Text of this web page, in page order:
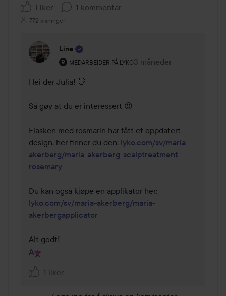
Liker 1 kommentar
772 visninger
Line
MEDARBEIDER PÅ LYKO
Brukerens rolle: Medarbeider på Lyko.
3 måneder
Kommentaren lades 3
Hei der Julia! 👋
Så gøy at du er interessert 😍
Flasken med rosmarin har fått et oppdatert
design, her finner du den: lyko.com/sv/maria-
akerberg/maria-akerberg-scalptreatment-
rosemary
lyko.com/sv/maria-akerberg/maria-
akerbergapplicator
Alt godt!
1 liker